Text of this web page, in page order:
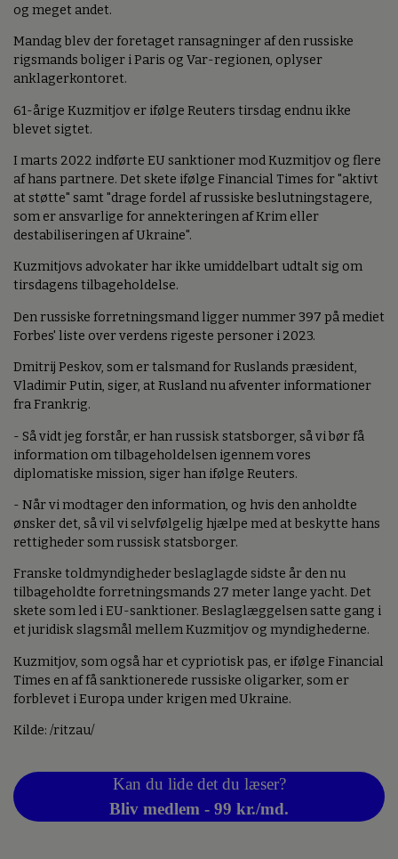
og meget andet.
Mandag blev der foretaget ransagninger af den russiske
rigsmands boliger i Paris og Var-regionen, oplyser
anklagerkontoret.
61-årige Kuzmitjov er ifølge Reuters tirsdag endnu ikke
blevet sigtet.
I marts 2022 indførte EU sanktioner mod Kuzmitjov og flere
af hans partnere. Det skete ifølge Financial Times for "aktivt
at støtte" samt "drage fordel af russiske beslutningstagere,
som er ansvarlige for annekteringen af Krim eller
destabiliseringen af Ukraine".
Kuzmitjovs advokater har ikke umiddelbart udtalt sig om
tirsdagens tilbageholdelse.
Den russiske forretningsmand ligger nummer 397 på mediet
Forbes' liste over verdens rigeste personer i 2023.
Dmitrij Peskov, som er talsmand for Ruslands præsident,
Vladimir Putin, siger, at Rusland nu afventer informationer
fra Frankrig.
- Så vidt jeg forstår, er han russisk statsborger, så vi bør få
information om tilbageholdelsen igennem vores
diplomatiske mission, siger han ifølge Reuters.
- Når vi modtager den information, og hvis den anholdte
ønsker det, så vil vi selvfølgelig hjælpe med at beskytte hans
rettigheder som russisk statsborger.
Franske toldmyndigheder beslaglagde sidste år den nu
tilbageholdte forretningsmands 27 meter lange yacht. Det
skete som led i EU-sanktioner. Beslaglæggelsen satte gang i
et juridisk slagsmål mellem Kuzmitjov og myndighederne.
Kuzmitjov, som også har et cypriotisk pas, er ifølge Financial
Times en af få sanktionerede russiske oligarker, som er
forblevet i Europa under krigen med Ukraine.
Kilde: /ritzau/
Kan du lide det du læser?
Bliv medlem - 99 kr./md.